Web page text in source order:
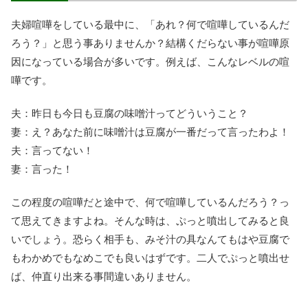
夫婦喧嘩をしている最中に、「あれ？何で喧嘩しているんだ
ろう？」と思う事ありませんか？結構くだらない事が喧嘩原
因になっている場合が多いです。例えば、こんなレベルの喧
嘩です。
夫：昨日も今日も豆腐の味噌汁ってどういうこと？
妻：え？あなた前に味噌汁は豆腐が一番だって言ったわよ！
夫：言ってない！
妻：言った！
この程度の喧嘩だと途中で、何で喧嘩しているんだろう？っ
て思えてきますよね。そんな時は、ぷっと噴出してみると良
いでしょう。恐らく相手も、みそ汁の具なんてもはや豆腐で
もわかめでもなめこでも良いはずです。二人でぷっと噴出せ
ば、仲直り出来る事間違いありません。